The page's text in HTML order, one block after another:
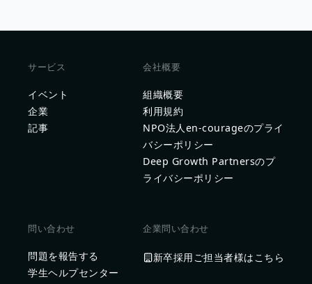
サービス
イベント
企業
記事
会社概要
組織概要
利用規約
NPO法人en-courageのプライ
バシーポリシー
Deep Growth Partnersのプ
ライバシーポリシー
問い合わせ
問題を報告する
学生ヘルプセンター
企業問い合わせ
新卒採用ご担当者様はこちら